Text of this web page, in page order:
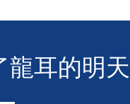
龍耳的明天